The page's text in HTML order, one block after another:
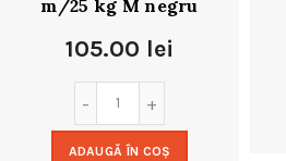
m/25 kg M negru
105.00 lei
ADAUGĂ ÎN COȘ